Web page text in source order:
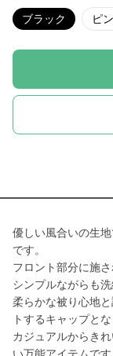
ブラック ピ
優しい風合いの生
です。
フロント部分に施
シンプルながらも
柔らかな被り心地
トするキャップと
カジュアルからき